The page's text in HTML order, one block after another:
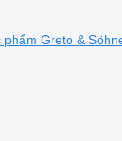
Greto &